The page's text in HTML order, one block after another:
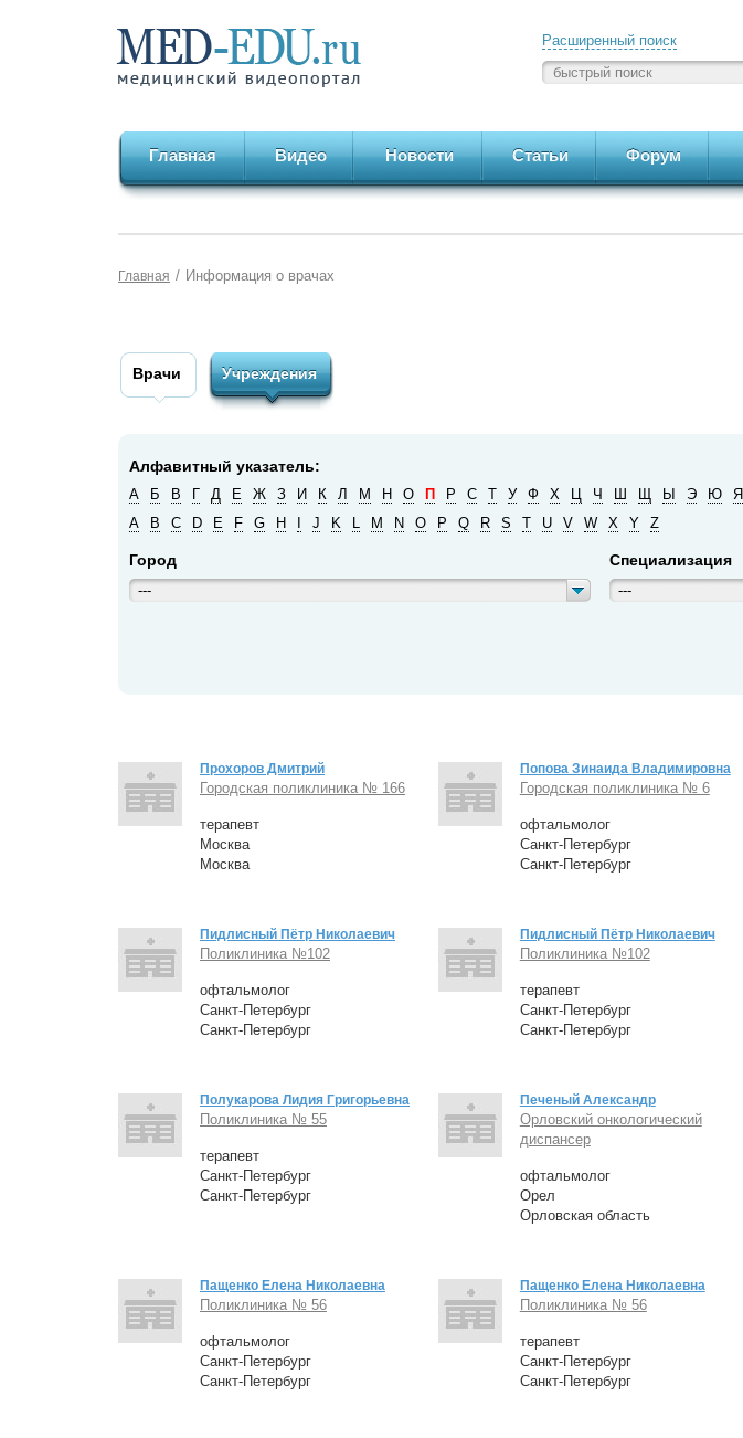
Расширенный поиск
Главная Видео Новости Статьи Форум
Главная / Информация о врачах
Врачи Учреждения
Алфавитный указатель:
А Б В Г Д Е Ж З И К Л М Н О П Р С Т У Ф Х Ц Ч Ш Щ Ы Э Ю
Я
A
B C D E F G H J K L M N O P Q R S T U V W X Y Z
Город
---
Специализация
---
Прохоров Дмитрий
Городская поликлиника № 166
терапевт
Москва
Москва
Попова Зинаида Владимировна
Городская поликлиника № 6
офтальмолог
Санкт-Петербург
Санкт-Петербург
Пидлисный Пётр Николаевич
Поликлиника №102
офтальмолог
Санкт-Петербург
Санкт-Петербург
Пидлисный Пётр Николаевич
Поликлиника №102
терапевт
Санкт-Петербург
Санкт-Петербург
Полукарова Лидия Григорьевна
Поликлиника № 55
терапевт
Санкт-Петербург
Санкт-Петербург
Печеный Александр
Орловский онкологический
диспансер
офтальмолог
Орел
Орловская область
Пащенко Елена Николаевна
Поликлиника № 56
офтальмолог
Санкт-Петербург
Санкт-Петербург
Пащенко Елена Николаевна
Поликлиника № 56
терапевт
Санкт-Петербург
Санкт-Петербург